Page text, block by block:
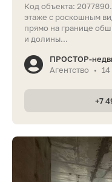
Код объекта:
этаже с роскошным
прямо на границе
и долины...
ПРОСТОР-
Агентство
• 14
+7